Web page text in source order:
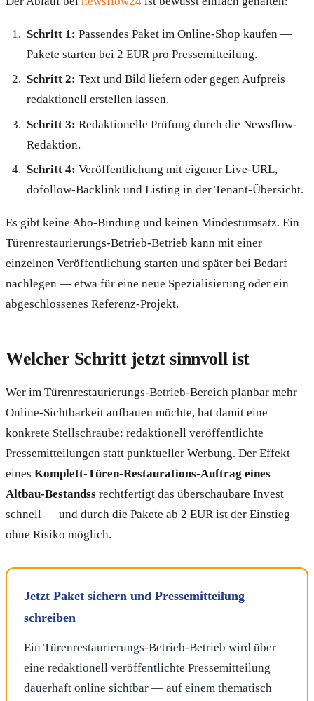
Schritt 1: Passendes Paket im Online-Shop kaufen —
Pakete starten bei 2 EUR pro Pressemitteilung.
Schritt 2: Text und Bild liefern oder gegen Aufpreis
redaktionell erstellen lassen.
Schritt 3: Redaktionelle Prüfung durch die Newsflow-
Redaktion.
Schritt 4: Veröffentlichung mit eigener Live-URL,
dofollow-Backlink und Listing in der Tenant-Übersicht.
Es gibt keine Abo-Bindung und keinen Mindestumsatz. Ein
Türenrestaurierungs-Betrieb-Betrieb kann mit einer
einzelnen Veröffentlichung starten und später bei Bedarf
nachlegen — etwa für eine neue Spezialisierung oder ein
abgeschlossenes Referenz-Projekt.
Welcher Schritt jetzt sinnvoll ist
Wer im Türenrestaurierungs-Betrieb-Bereich planbar mehr
Online-Sichtbarkeit aufbauen möchte, hat damit eine
konkrete Stellschraube: redaktionell veröffentlichte
Pressemitteilungen statt punktueller Werbung. Der Effekt
eines Komplett-Türen-Restaurations-Auftrag eines
Altbau-Bestandss rechtfertigt das überschaubare Invest
schnell — und durch die Pakete ab 2 EUR ist der Einstieg
ohne Risiko möglich.
Jetzt Paket sichern und Pressemitteilung
schreiben
Ein Türenrestaurierungs-Betrieb-Betrieb wird über
eine redaktionell veröffentlichte Pressemitteilung
dauerhaft online sichtbar — auf einem thematisch